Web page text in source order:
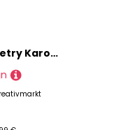
Rico Design Paper Poetry Karoband grün-rot-weiß 16mm 3m